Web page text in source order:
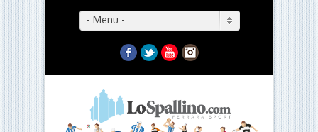
- Menu -
Facebook
TwitterYouTubeInstagram